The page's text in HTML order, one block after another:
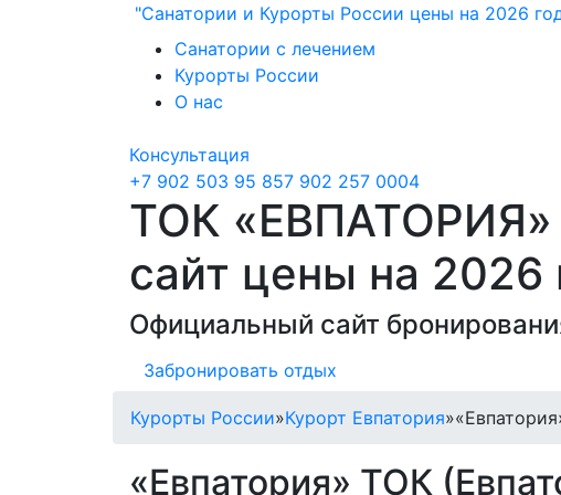
"Санатории и Курорты России цены на 2026
Санатории с лечением
Курорты России
О нас
Консультация
+7 902 503 95 857 902 257 0004
ТОК «ЕВПАТОРИЯ»
сайт цены на 2026
Официальный сайт
Забронировать отдых
Курорты России»Курорт Евпатория»
«Евпатория» ТОК